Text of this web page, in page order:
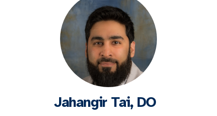
Jahangir Tai, DO